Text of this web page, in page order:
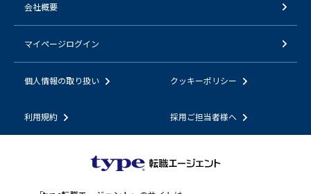
会社概要
マイページログイン
個人情報の取り扱い クッキーポリシー
利用規約 採用ご担当者様へ